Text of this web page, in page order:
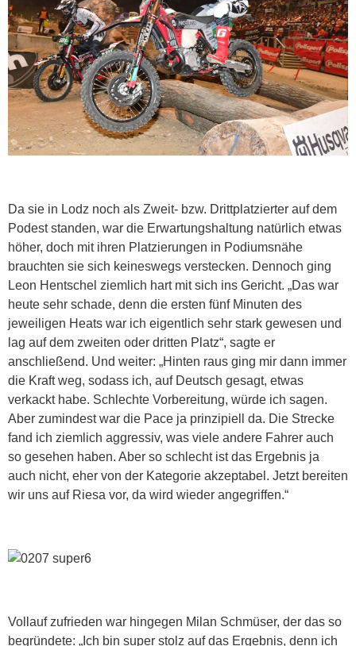
Da sie in Lodz noch als Zweit- bzw. Drittplatzierter auf dem
Podest standen, war die Erwartungshaltung natürlich etwas
höher, doch mit ihren Platzierungen in Podiumsnähe
brauchten sie sich keineswegs verstecken. Dennoch ging
Leon Hentschel ziemlich hart mit sich ins Gericht. „Das war
heute sehr schade, denn die ersten fünf Minuten des
jeweiligen Heats war ich eigentlich sehr stark gewesen und
lag auf dem zweiten oder dritten Platz“, sagte er
anschließend. Und weiter: „Hinten raus ging mir dann immer
die Kraft weg, sodass ich, auf Deutsch gesagt, etwas
verkackt habe. Schlechte Vorbereitung, würde ich sagen.
Aber zumindest war die Pace ja prinzipiell da. Die Strecke
fand ich ziemlich aggressiv, was viele andere Fahrer auch
so gesehen haben. Aber so schlecht ist das Ergebnis ja
auch nicht, eher von der Kategorie akzeptabel. Jetzt bereiten
wir uns auf Riesa vor, da wird wieder angegriffen.“
Vollauf zufrieden war hingegen Milan Schmüser, der das so
begründete: „Ich bin super stolz auf das Ergebnis, denn ich